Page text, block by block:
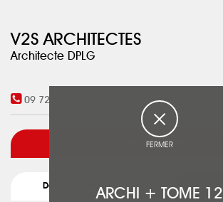
V2S ARCHITECTES
Architecte DPLG
09 72 30 38 90
Voir l'architecte
Détail du projet
FERMER
ARCHI + TOME 12